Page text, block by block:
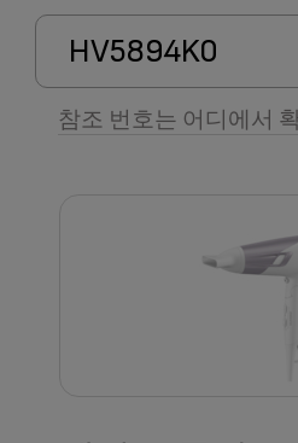
참조 번호는 어디에서